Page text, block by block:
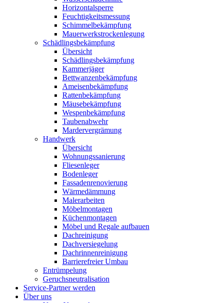
Horizontalsperre
Feuchtigkeitsmessung
Schimmelbekämpfung
Mauerwerkstrockenlegung
Schädlingsbekämpfung
Übersicht
Schädlingsbekämpfung
Kammerjäger
Bettwanzenbekämpfung
Ameisenbekämpfung
Rattenbekämpfung
Mäusebekämpfung
Wespenbekämpfung
Taubenabwehr
Mardervergrämung
Handwerk
Übersicht
Wohnungssanierung
Fliesenleger
Bodenleger
Fassadenrenovierung
Wärmedämmung
Malerarbeiten
Möbelmontagen
Küchenmontagen
Möbel und Regale aufbauen
Dachreinigung
Dachversiegelung
Dachrinnenreinigung
Barrierefreier Umbau
Entrümpelung
Geruchsneutralisation
Service-Partner werden
Über uns